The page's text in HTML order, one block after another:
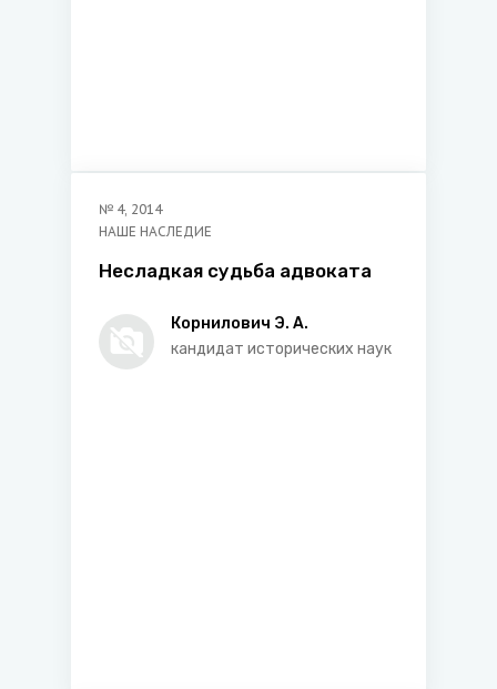
№ 4, 2014
НАШЕ НАСЛЕДИЕ
Несладкая судьба адвоката
Корнилович Э. А.
кандидат исторических наук